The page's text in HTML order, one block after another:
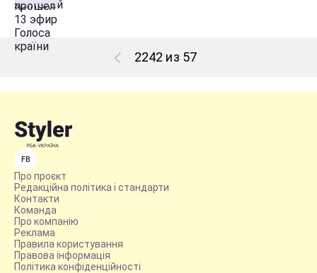
2242 из 57
FB
Про проєкт
Редакційна політика і стандарти
Контакти
Команда
Про компанію
Реклама
Правила користування
Правова інформація
Політика конфіденційності